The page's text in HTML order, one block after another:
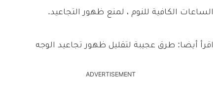
الساعات الكافية للنوم ، لمنع ظهور التجاعيد.
اقرأ أيضا: طرق عجيبة لتقليل ظهور تجاعيد الوجه
ADVERTISEMENT